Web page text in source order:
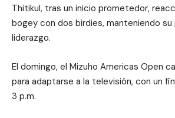
Thitikul, tras un inicio prometedor,
bogey con dos birdies, manteniendo su
liderazgo.
El domingo, el Mizuho Americas Open
para adaptarse a la televisión, con un
3 p.m.